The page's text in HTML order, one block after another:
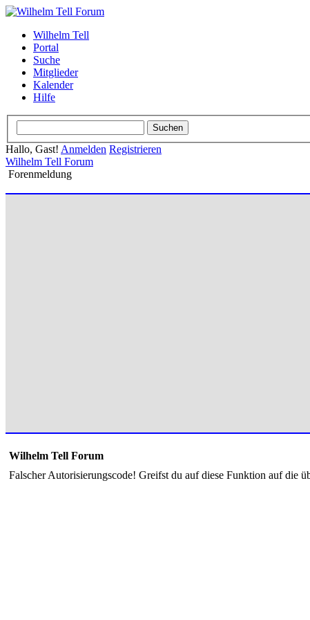
Wilhelm Tell
Portal
Suche
Mitglieder
Kalender
Hilfe
Hallo, Gast! Anmelden Registrieren
Wilhelm Tell Forum
Forenmeldung
Wilhelm Tell Forum
Falscher Autorisierungscode! Greifst du auf diese Funktion auf die